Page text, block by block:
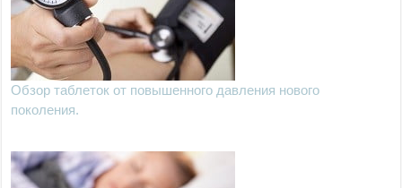
Обзор таблеток от повышенного давления нового
поколения.